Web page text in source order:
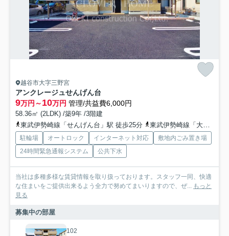
越谷市大字三野宮
アンクレージュせんげん台
9万円～10万円 管理/共益費6,000円
58.36㎡ (2LDK) /築9年 /3階建
東武伊勢崎線「せんげん台」駅 徒歩25分
東武伊勢崎線「大袋」駅 徒歩23分
駐輪場 オートロック インターネット対応
敷地内ごみ置き場
24時間緊急通報システム
公共下水
当社は多種多様な賃貸情報を取り扱っております。スタッフ一同、快適
な住まいをご提供出来るよう全力で努めてまいりますので、ぜ... もっと
見る
募集中の部屋
102